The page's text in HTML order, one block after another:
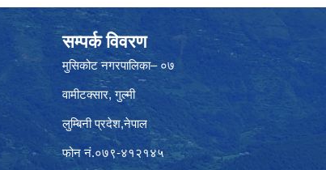
सम्पर्क विवरण
मुसिकोट नगरपालिका– ०७
वामीटक्सार, गुल्मी
लुम्बिनी प्रदेश,नेपाल
फोन नं.०७९-४१२१४५